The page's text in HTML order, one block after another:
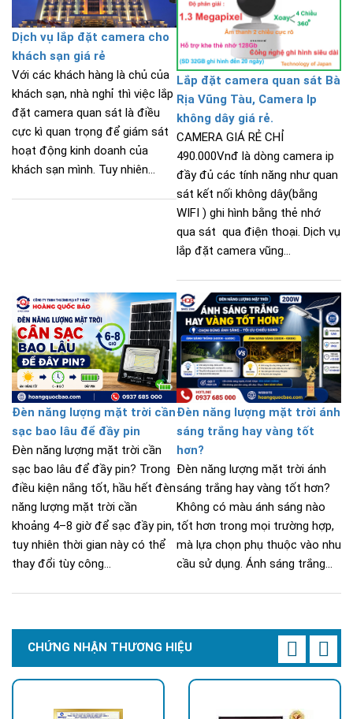
Dịch vụ lắp đặt camera cho
khách sạn giá rẻ
Với các khách hàng là chủ của
khách sạn, nhà nghỉ thì việc lắp
đặt camera quan sát là điều
cực kì quan trọng để giám sát
hoạt động kinh doanh của
khách sạn mình. Tuy nhiên...
Lắp đặt camera quan sát Bà
Rịa Vũng Tàu, Camera Ip
không dây giá rẻ.
CAMERA GIÁ RẺ CHỈ
490.000Vnđ là dòng camera ip
đầy đủ các tính năng như quan
sát kết nối không dây(bằng
WIFI ) ghi hình bằng thẻ nhớ
qua sát qua điện thoại. Dịch vụ
lắp đặt camera vũng...
Đèn năng lượng mặt trời cần
sạc bao lâu để đầy pin
Đèn năng lượng mặt trời cần
sạc bao lâu để đầy pin? Trong
điều kiện nắng tốt, hầu hết đèn
năng lượng mặt trời cần
khoảng 4–8 giờ để sạc đầy pin,
tuy nhiên thời gian này có thể
thay đổi tùy công...
Đèn năng lượng mặt trời ánh
sáng trắng hay vàng tốt
hơn?
Đèn năng lượng mặt trời ánh
sáng trắng hay vàng tốt hơn?
Không có màu ánh sáng nào
tốt hơn trong mọi trường hợp,
mà lựa chọn phụ thuộc vào nhu
cầu sử dụng. Ánh sáng trắng...
CHỨNG NHẬN THƯƠNG HIỆU